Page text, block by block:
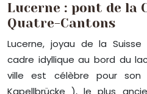
Lucerne : pont de la
Quatre-Cantons
Lucerne, joyau de la
cadre idyllique au bord du
ville est célèbre pour
Kapellbrücke ), le plus